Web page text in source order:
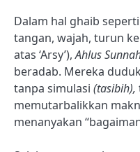
Dalam hal ghaib
tangan, wajah, turun
atas ‘Arsy’),Ahlus
beradab. Mereka
tanpa simulasi (tasibih),
memutarbalikkan
menanyakan